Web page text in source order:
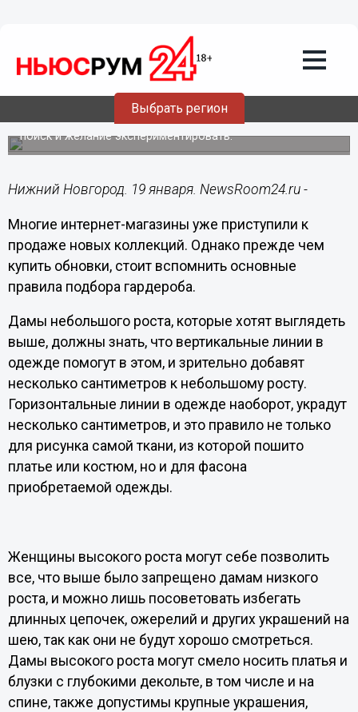
Выбрать регион
19.01.201515:34
Интернет-магазины начали продавать
весенне-летние коллекции
Главное правило выбора подходящего гардероба –
поиск и желание экспериментировать.
Нижний Новгород. 19 января. NewsRoom24.ru -
Многие интернет-магазины уже приступили к
продаже новых коллекций. Однако прежде чем
купить обновки, стоит вспомнить основные
правила подбора гардероба.
Дамы небольшого роста, которые хотят выглядеть
выше, должны знать, что вертикальные линии в
одежде помогут в этом, и зрительно добавят
несколько сантиметров к небольшому росту.
Горизонтальные линии в одежде наоборот, украдут
несколько сантиметров, и это правило не только
для рисунка самой ткани, из которой пошито
платье или костюм, но и для фасона
приобретаемой одежды.
Женщины высокого роста могут себе позволить
все, что выше было запрещено дамам низкого
роста, и можно лишь посоветовать избегать
длинных цепочек, ожерелий и других украшений на
шею, так как они не будут хорошо смотреться.
Дамы высокого роста могут смело носить платья и
блузки с глубокими декольте, в том числе и на
спине, также допустимы крупные украшения,